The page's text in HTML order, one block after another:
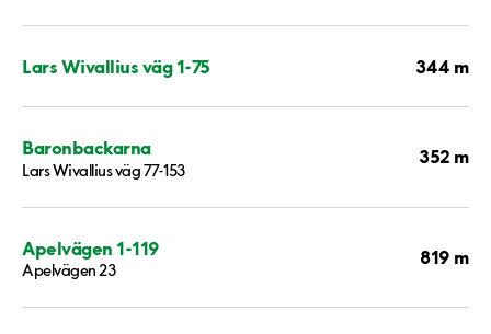
Lars Wivallius väg 1-75 344 m
Baronbackarna
Lars Wivallius väg 77-153
352 m
Apelvägen 1-119
Apelvägen 23
819 m